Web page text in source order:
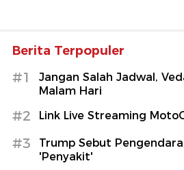
Berita Terpopuler
#1
Jangan Salah Jadwal,
Malam Hari
#2 Link Live Streaming
#3
Trump Sebut
'Penyakit'